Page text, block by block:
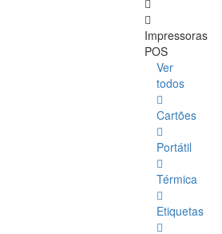
Impressoras
POS
Ver
todos
Cartões
Portátil
Térmica
Etiquetas